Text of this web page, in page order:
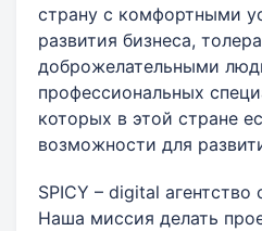
страну с комфортными
развития бизнеса,
доброжелательными
профессиональных
которых в этой стране
возможности для
SPICY – digital
Наша миссия делать